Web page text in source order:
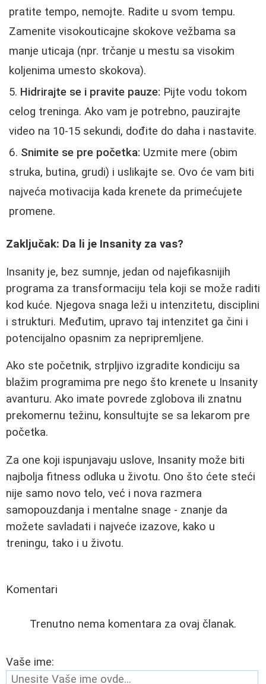
pratite tempo, nemojte. Radite u svom tempu.
Zamenite visokouticajne skokove vežbama sa
manje uticaja (npr. trčanje u mestu sa visokim
koljenima umesto skokova).
Hidrirajte se i pravite pauze: Pijte vodu tokom
celog treninga. Ako vam je potrebno, pauzirajte
video na 10-15 sekundi, dođite do daha i nastavite.
Snimite se pre početka: Uzmite mere (obim
struka, butina, grudi) i uslikajte se. Ovo će vam biti
najveća motivacija kada krenete da primećujete
promene.
Zaključak: Da li je Insanity za vas?
Insanity je, bez sumnje, jedan od najefikasnijih
programa za transformaciju tela koji se može raditi
kod kuće. Njegova snaga leži u intenzitetu, disciplini
i strukturi. Međutim, upravo taj intenzitet ga čini i
potencijalno opasnim za nepripremljene.
Ako ste početnik, strpljivo izgradite kondiciju sa
blažim programima pre nego što krenete u Insanity
avanturu. Ako imate povrede zglobova ili znatnu
prekomernu težinu, konsultujte se sa lekarom pre
početka.
Za one koji ispunjavaju uslove, Insanity može biti
najbolja fitness odluka u životu. Ono što ćete steći
nije samo novo telo, već i nova razmera
samopouzdanja i mentalne snage - znanje da
možete savladati i najveće izazove, kako u
treningu, tako i u životu.
Komentari
Trenutno nema komentara za ovaj članak.
Vaše ime: